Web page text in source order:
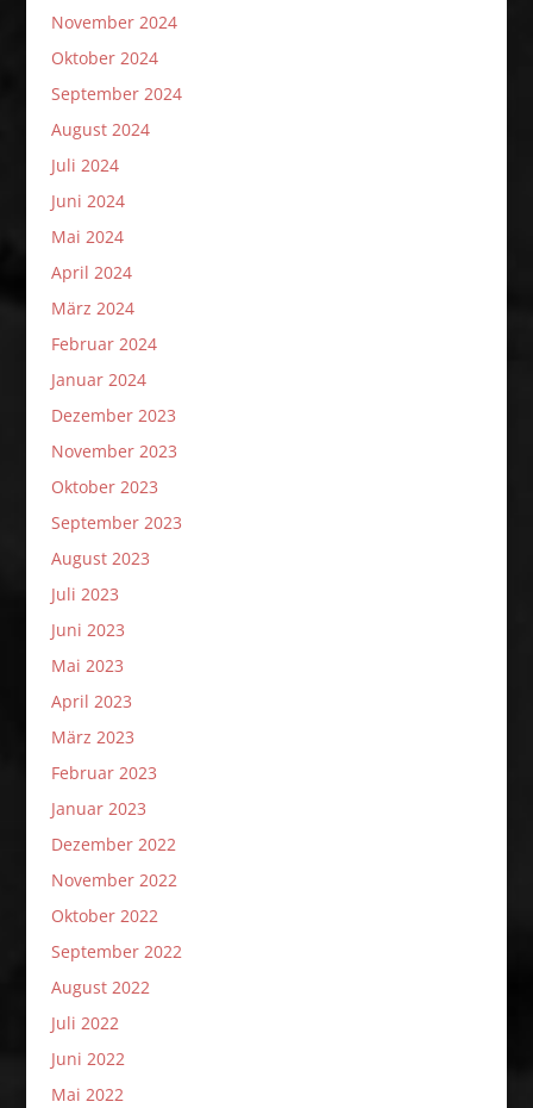
November 2024
Oktober 2024
September 2024
August 2024
Juli 2024
Juni 2024
Mai 2024
April 2024
März 2024
Februar 2024
Januar 2024
Dezember 2023
November 2023
Oktober 2023
September 2023
August 2023
Juli 2023
Juni 2023
Mai 2023
April 2023
März 2023
Februar 2023
Januar 2023
Dezember 2022
November 2022
Oktober 2022
September 2022
August 2022
Juli 2022
Juni 2022
Mai 2022